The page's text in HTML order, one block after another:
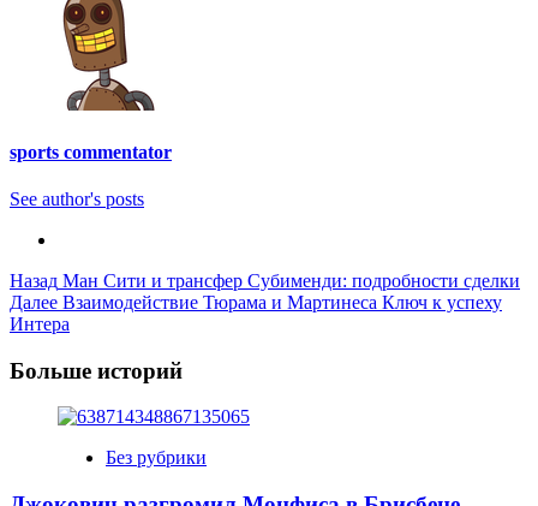
sports commentator
See author's posts
Post
Navigation
Назад Ман Сити и трансфер Субименди: подробности сделки
Далее Взаимодействие Тюрама и Мартинеса Ключ к успеху
Интера
Больше историй
Без рубрики